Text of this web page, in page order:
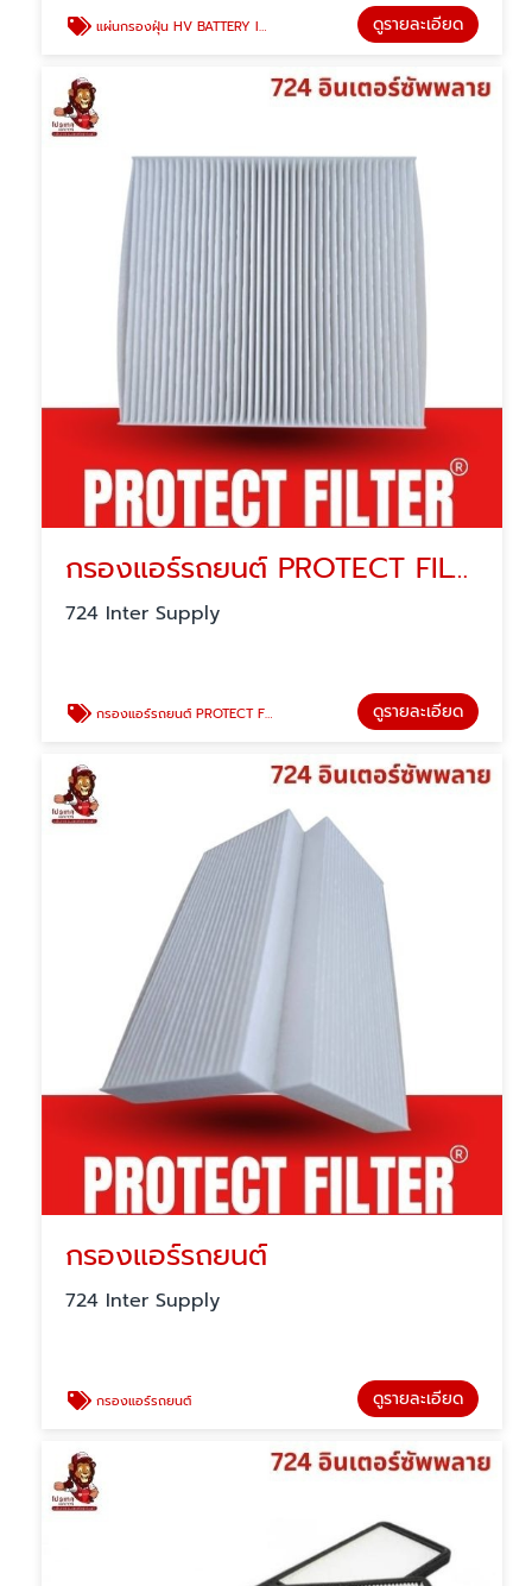
แผ่นกรองฝุ่น HV BATTERY INTAKE FILTER ดูรายละเอียด
กรองแอร์รถยนต์ PROTECT FILTER
724 Inter Supply
กรองแอร์รถยนต์ PROTECT FILTER ดูรายละเอียด
กรองแอร์รถยนต์
724 Inter Supply
กรองแอร์รถยนต์ ดูรายละเอียด